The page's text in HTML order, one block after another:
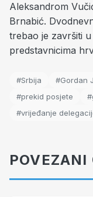
Aleksandrom
Brnabić.
trebao je završiti
predstavnicima
#Srbija #Gordan
#prekid posjete
#vrijeđanje
POVEZANI